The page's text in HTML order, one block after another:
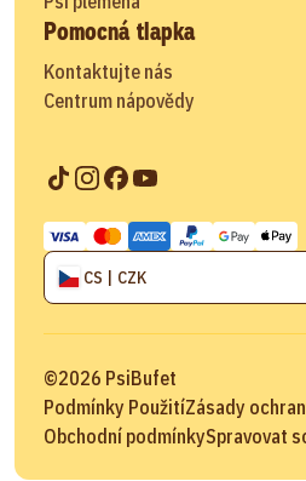
Pomocná tlapka
Kontaktujte nás
Centrum nápovědy
CS | CZK
©2026 PsiBufet
Podmínky PoužitíZásady
Obchodní podmínkySpravovat